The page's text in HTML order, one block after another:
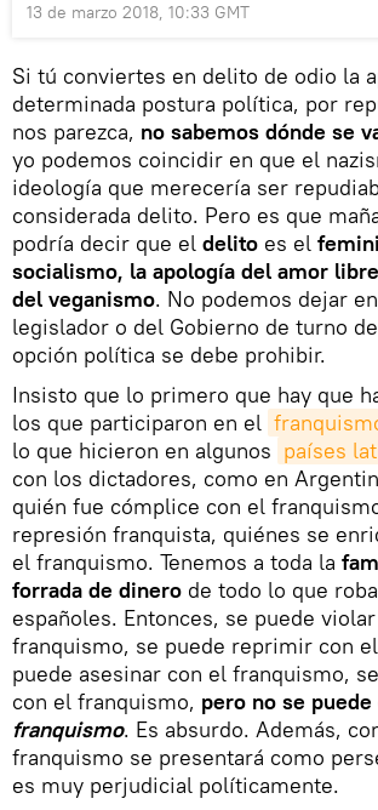
13 de marzo 2018, 10:33 GMT
Si tú conviertes en delito de odio la
determinada postura política, por
nos parezca, no sabemos dónde se
yo podemos coincidir en que el
ideología que merecería ser
considerada delito. Pero es que
podría decir que el delito es el
socialismo, la apología del amor
del veganismo. No podemos dejar
legislador o del Gobierno de turno
opción política se debe prohibir.
Insisto que lo primero que hay que
los que participaron en el
lo que hicieron en algunos países
con los dictadores, como en
quién fue cómplice con el
represión franquista, quiénes se
el franquismo. Tenemos a toda la
forrada de dinero de todo lo que
españoles. Entonces, se puede
franquismo, se puede reprimir con
puede asesinar con el franquismo,
con el franquismo, pero no se
franquismo. Es absurdo. Además,
franquismo se presentará como
es muy perjudicial políticamente.